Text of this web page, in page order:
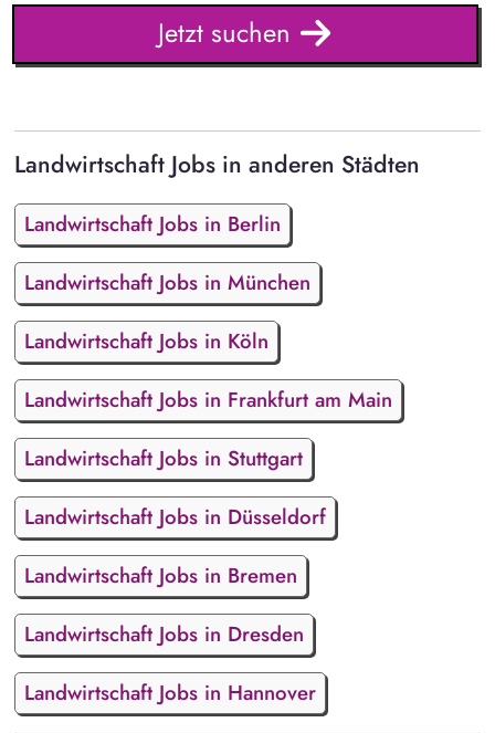
Jetzt suchen
Landwirtschaft Jobs in anderen Städten
Landwirtschaft Jobs in Berlin
Landwirtschaft Jobs in München
Landwirtschaft Jobs in Köln
Landwirtschaft Jobs in Frankfurt am Main
Landwirtschaft Jobs in Stuttgart
Landwirtschaft Jobs in Düsseldorf
Landwirtschaft Jobs in Bremen
Landwirtschaft Jobs in Dresden
Landwirtschaft Jobs in Hannover